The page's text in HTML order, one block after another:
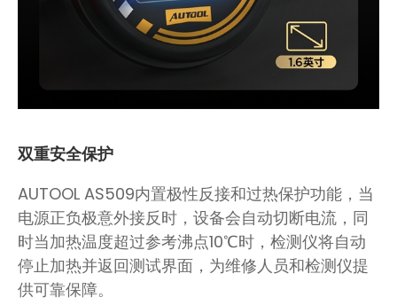
双重安全保护
AUTOOL AS509内置极性反接和过热保护功能，当
电源正负极意外接反时，设备会自动切断电流，同
时当加热温度超过参考沸点10℃时，检测仪将自动
停止加热并返回测试界面，为维修人员和检测仪提
供可靠保障。